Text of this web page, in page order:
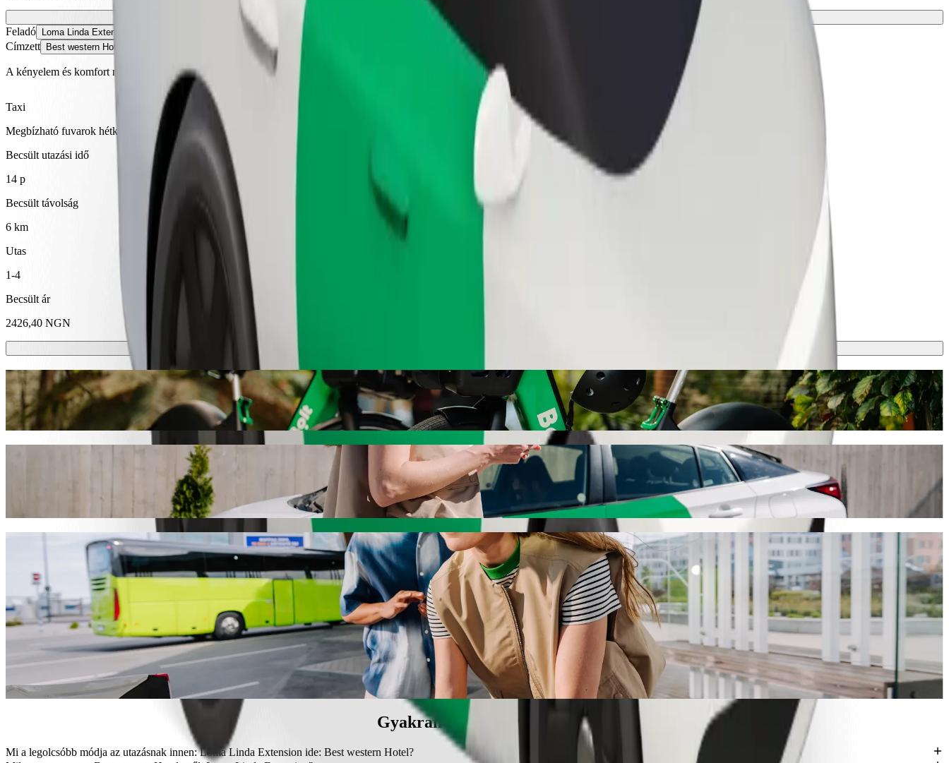
Irány az alkalmazás
Feladó Loma Linda Extension
Címzett Best western Hotel
A kényelem és komfort már csak pár érintésre van!
Taxi
Megbízható fuvarok hétköznapi, közepes méretű járművekkel.
Becsült utazási idő
14 p
Becsült távolság
6 km
Utas
1-4
Becsült ár
2426,40 NGN
E-rollerek vagy e-kerékpárok
Közlekedj Enugu városában rollerrel vagy e-kerékpárral
Töltsd le a Bolt appot
Juss el innen: Loma Linda Extension ide: Best western Hotel Bolt utasszállítással
Válaszd a Bolt utasszállítást, ha a legjobb árat keresed Best western Hotel eléréséhez. A Bolttal az utazás körülbelül 14 p időt vesz igénybe, és várhatóan 1392,80 NGN NGN lesz. Bármilyen alkalomra,
megtaláljuk neked a tökéletes járművet.
Bolt szolgáltatások Loma Linda Extension és Best western Hotel között
Sok csomagod van? Foglalj XL autót egészen 6 főig.
Stílusosan szeretnél megérkezni? Próbáld ki a Bolt prémium autóit.
Gyerekkel utazol? Rendelj gyermekbarát fuvart ülésmagasítóval.
A kedvenced is veled tart? Próbáld ki kisállatbarát fuvarainkat.
Kérsz segítséget? Támogatás kategóriánk kerekesszékkel akadálymentes járműveket kínál.
Megfizethető utazás? Élvezd a kompakt autókat kedvező áron a Bolt Basic szolgáltatással.
Töltsd le a Bolt appot
Gyakran ismételt kérdések
Mi a legolcsóbb módja az utazásnak innen: Loma Linda Extension ide: Best western Hotel?